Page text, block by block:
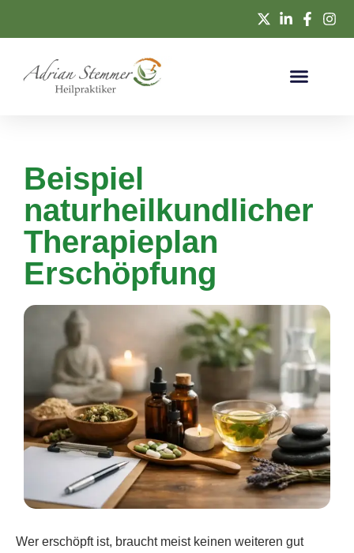
Beispiel
naturheilkundlicher
Therapieplan
Erschöpfung
Wer erschöpft ist, braucht meist keinen weiteren gut